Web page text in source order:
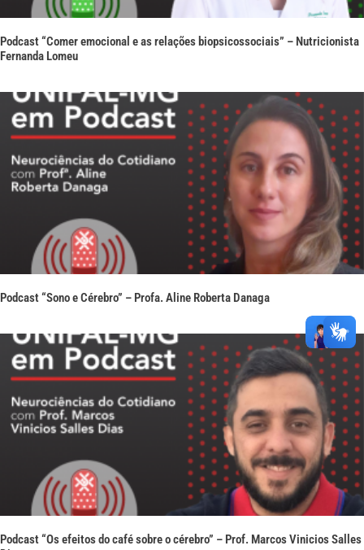
Podcast “Comer emocional e as relações biopsicossociais” – Nutricionista
Fernanda Lomeu
Podcast “Sono e Cérebro” – Profa. Aline Roberta Danaga
Podcast “Os efeitos do café sobre o cérebro” – Prof. Marcos Vinicios Salles